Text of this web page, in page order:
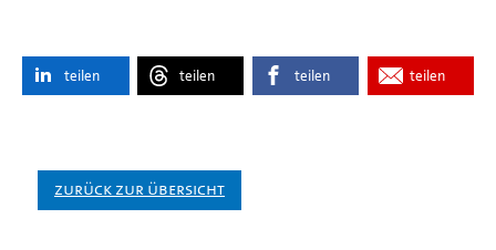
teilen teilen teilen teilen
Zurück zur Übersicht